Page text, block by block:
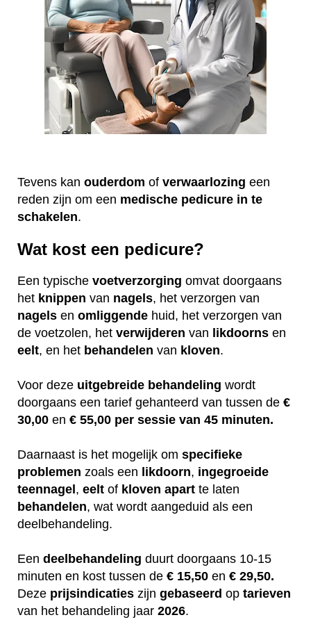
Tevens kan ouderdom of verwaarlozing een
reden zijn om een medische pedicure in te
schakelen.
Wat kost een pedicure?
Een typische voetverzorging omvat doorgaans
het knippen van nagels, het verzorgen van
nagels en omliggende huid, het verzorgen van
de voetzolen, het verwijderen van likdoorns en
eelt, en het behandelen van kloven.
Voor deze uitgebreide behandeling wordt
doorgaans een tarief gehanteerd van tussen de €
30,00 en € 55,00 per sessie van 45 minuten.
Daarnaast is het mogelijk om specifieke
problemen zoals een likdoorn, ingegroeide
teennagel , eelt of kloven apart te laten
behandelen, wat wordt aangeduid als een
deelbehandeling.
Een deelbehandeling duurt doorgaans 10-15
minuten en kost tussen de € 15,50 en € 29,50.
Deze prijsindicaties zijn gebaseerd op tarieven
van het behandeling jaar 2026.